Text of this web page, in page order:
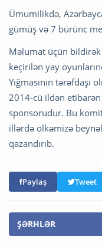
Ümumilikdə,
gümüş və 7 bürünc
Məlumat üçün
keçirilən yay
Yığmasının tərəfdaşı
2014-cü ildən
sponsorudur. Bu
illərdə ölkəmizə
qazandırıb.
Paylaş Tweet
ŞƏRHLƏR